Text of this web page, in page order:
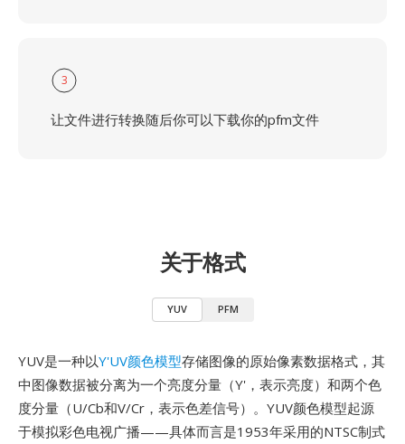
3
让文件进行转换随后你可以下载你的pfm文件
关于格式
YUV PFM
YUV是一种以Y'UV颜色模型存储图像的原始像素数据格式，其
中图像数据被分离为一个亮度分量（Y'，表示亮度）和两个色
度分量（U/Cb和V/Cr，表示色差信号）。YUV颜色模型起源
于模拟彩色电视广播——具体而言是1953年采用的NTSC制式